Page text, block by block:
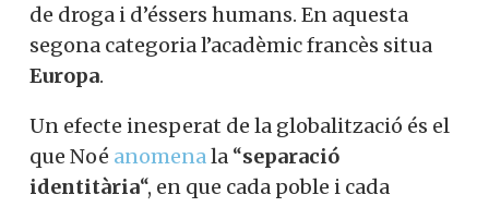
de droga i d’éssers humans. En aquesta
segona categoria l’acadèmic francès situa
Europa.
Un efecte inesperat de la globalització és el
que Noé anomenala “separació
identitària“, en que cada poble i cada